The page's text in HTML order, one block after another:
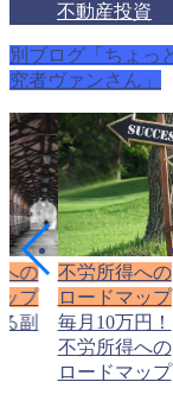
不動産投資
別ブログ「ちょっ
究者ヴァンさん」
の
プ
副
不労所得への
ロードマップ
毎月10万円！
不労所得への
ロードマップ